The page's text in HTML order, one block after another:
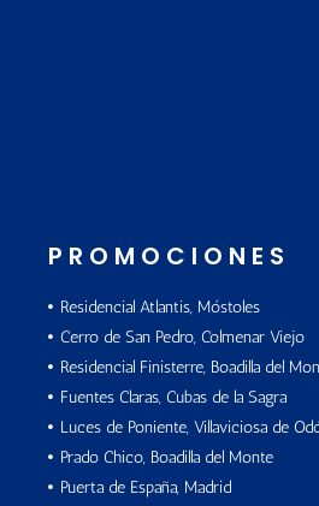
PROMOCIONES
Residencial Atlantis, Móstoles
Cerro de San Pedro, Colmenar Viejo
Residencial Finisterre, Boadilla del
Fuentes Claras, Cubas de la Sagra
Luces de Poniente, Villaviciosa de
Prado Chico, Boadilla del Monte
Puerta de España, Madrid